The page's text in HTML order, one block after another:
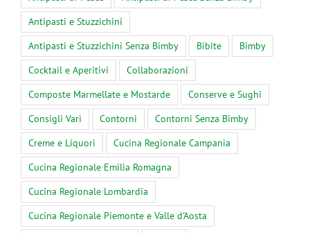
Antipasti e Stuzzichini
Antipasti e Stuzzichini Senza Bimby
Bibite
Bimby
Cocktail e Aperitivi
Collaborazioni
Composte Marmellate e Mostarde
Conserve e Sughi
Consigli Vari
Contorni
Contorni Senza Bimby
Creme e Liquori
Cucina Regionale Campania
Cucina Regionale Emilia Romagna
Cucina Regionale Lombardia
Cucina Regionale Piemonte e Valle d'Aosta